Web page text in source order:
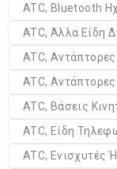
ATC, Bluetooth
ATC, Άλλα Είδη
ATC,
ATC,
ATC, Βάσεις
ATC, Είδη
ATC, Ενισχυτές